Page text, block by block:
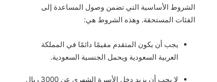
الشروط الأساسية التي تضمن وصول المساعدة إلى
الفئات المستحقة. وهذه الشروط هي:
يجب أن يكون المتقدم مقيمًا دائمًا في المملكة
العربية السعودية ويحمل الجنسية السعودية.
لا يجب أن يزيد دخل الأسرة الشهري عن 3000 ريال